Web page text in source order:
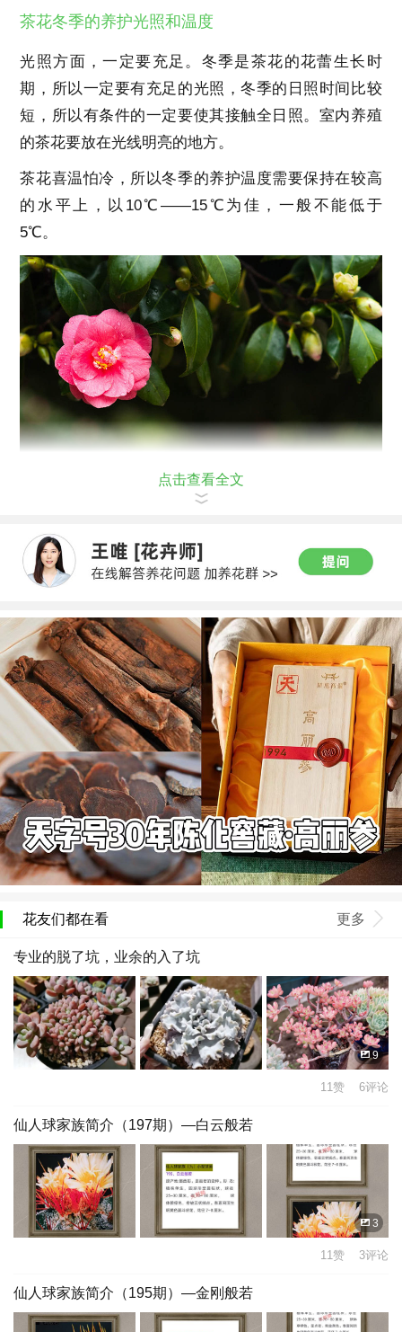
茶花冬季的养护光照和温度
光照方面，一定要充足。冬季是茶花的花蕾生长时
期，所以一定要有充足的光照，冬季的日照时间比较
短，所以有条件的一定要使其接触全日照。室内养殖
的茶花要放在光线明亮的地方。
茶花喜温怕冷，所以冬季的养护温度需要保持在较高
的水平上，以10℃——15℃为佳，一般不能低于
5℃。
点击查看全文
花友们都在看 更多
专业的脱了坑，业余的入了坑
9
11赞 6评论
仙人球家族简介（197期）—白云般若
3
11赞 3评论
仙人球家族简介（195期）—金刚般若